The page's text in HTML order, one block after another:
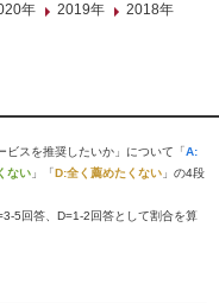
年 2019年
2018年
ビスを推奨したいか」について「A:
ない 」「D:全く薦めたくない 」の4段
5回答、D=1-2回答として割合を算